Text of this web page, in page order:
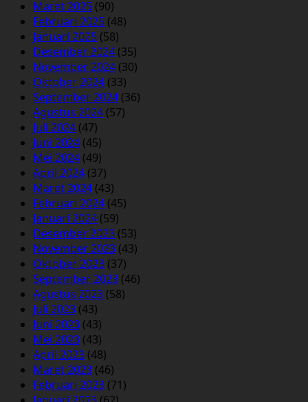
Maret 2025 (90)
Februari 2025 (48)
Januari 2025 (58)
Desember 2024 (35)
November 2024 (30)
Oktober 2024 (33)
September 2024 (36)
Agustus 2024 (57)
Juli 2024 (47)
Juni 2024 (45)
Mei 2024 (49)
April 2024 (37)
Maret 2024 (43)
Februari 2024 (45)
Januari 2024 (59)
Desember 2023 (53)
November 2023 (43)
Oktober 2023 (37)
September 2023 (46)
Agustus 2023 (58)
Juli 2023 (43)
Juni 2023 (43)
Mei 2023 (43)
April 2023 (48)
Maret 2023 (46)
Februari 2023 (71)